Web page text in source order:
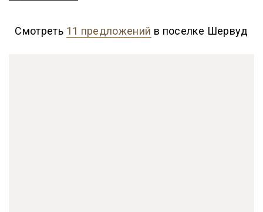
Смотреть 11 предложений в поселке Шервуд